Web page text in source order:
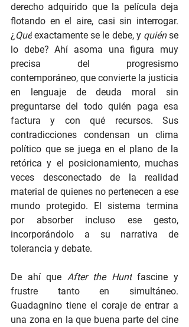
derecho adquirido que la película deja
flotando en el aire, casi sin interrogar.
¿ Qué exactamente se le debe, y quién se
lo debe? Ahí asoma una figura muy
precisa del progresismo
contemporáneo, que convierte la justicia
en lenguaje de deuda moral sin
preguntarse del todo quién paga esa
factura y con qué recursos. Sus
contradicciones condensan un clima
político que se juega en el plano de la
retórica y el posicionamiento, muchas
veces desconectado de la realidad
material de quienes no pertenecen a ese
mundo protegido. El sistema termina
por absorber incluso ese gesto,
incorporándolo a su narrativa de
tolerancia y debate.
De ahí que After the Hunt fascine y
frustre tanto en simultáneo.
Guadagnino tiene el coraje de entrar a
una zona en la que buena parte del cine